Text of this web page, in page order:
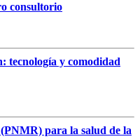
consultorio
tecnología y comodidad
para la salud de la